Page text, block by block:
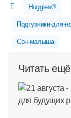
Huggies®
Подгузники-для-
Сон-малыша
Читать ещё